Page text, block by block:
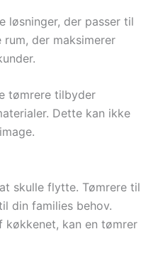
løsninger, der passer til
der maksimerer
tømrere tilbyder
Dette kan ikke
skulle flytte. Tømrere til
din families behov.
køkkenet, kan en tømrer